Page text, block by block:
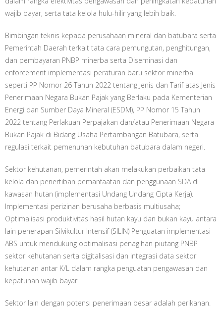
wajib bayar, serta tata kelola hulu-hilir yang lebih baik.
Bimbingan teknis kepada perusahaan mineral dan batubara serta
Pemerintah Daerah terkait tata cara pemungutan, penghitungan,
dan pembayaran PNBP minerba serta Diseminasi dan
enforcement implementasi peraturan baru sektor minerba
seperti PP Nomor 26 Tahun 2022 tentang Jenis dan Tarif atas Jenis
Penerimaan Negara Bukan Pajak yang Berlaku pada Kementerian
Energi dan Sumber Daya Mineral (ESDM), PP Nomor 15 Tahun
2022 tentang Perlakuan Perpajakan dan/atau Penerimaan Negara
Bukan Pajak di Bidang Usaha Pertambangan Batubara, serta
regulasi terkait pemenuhan kebutuhan batubara dalam negeri.
Sektor kehutanan, pemerintah akan melakukan perbaikan tata
kelola dan penertiban pemanfaatan dan penggunaan SDA di
kawasan hutan (implementasi Undang Undang Cipta Kerja).
Implementasi perizinan berusaha berbasis multiusaha;
Optimalisasi produktivitas hasil hutan kayu dan bukan kayu antara
lain penerapan Silvikultur Intensif (SILIN) Penguatan implementasi
ABS untuk mendukung optimalisasi penagihan piutang PNBP
sektor kehutanan serta digitalisasi dan integrasi data sektor
kehutanan antar K/L dalam rangka penguatan pengawasan dan
kepatuhan wajib bayar.
Sektor lain dengan potensi penerimaan besar adalah perikanan.